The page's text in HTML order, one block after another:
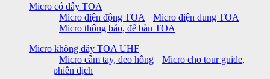
Micro có dây TOA
Micro điện động TOA
Micro điện dung TOA
Micro thông báo, để bàn TOA
Micro không dây TOA UHF
Micro cầm tay, đeo hông
Micro cho tour guide,
phiên dịch